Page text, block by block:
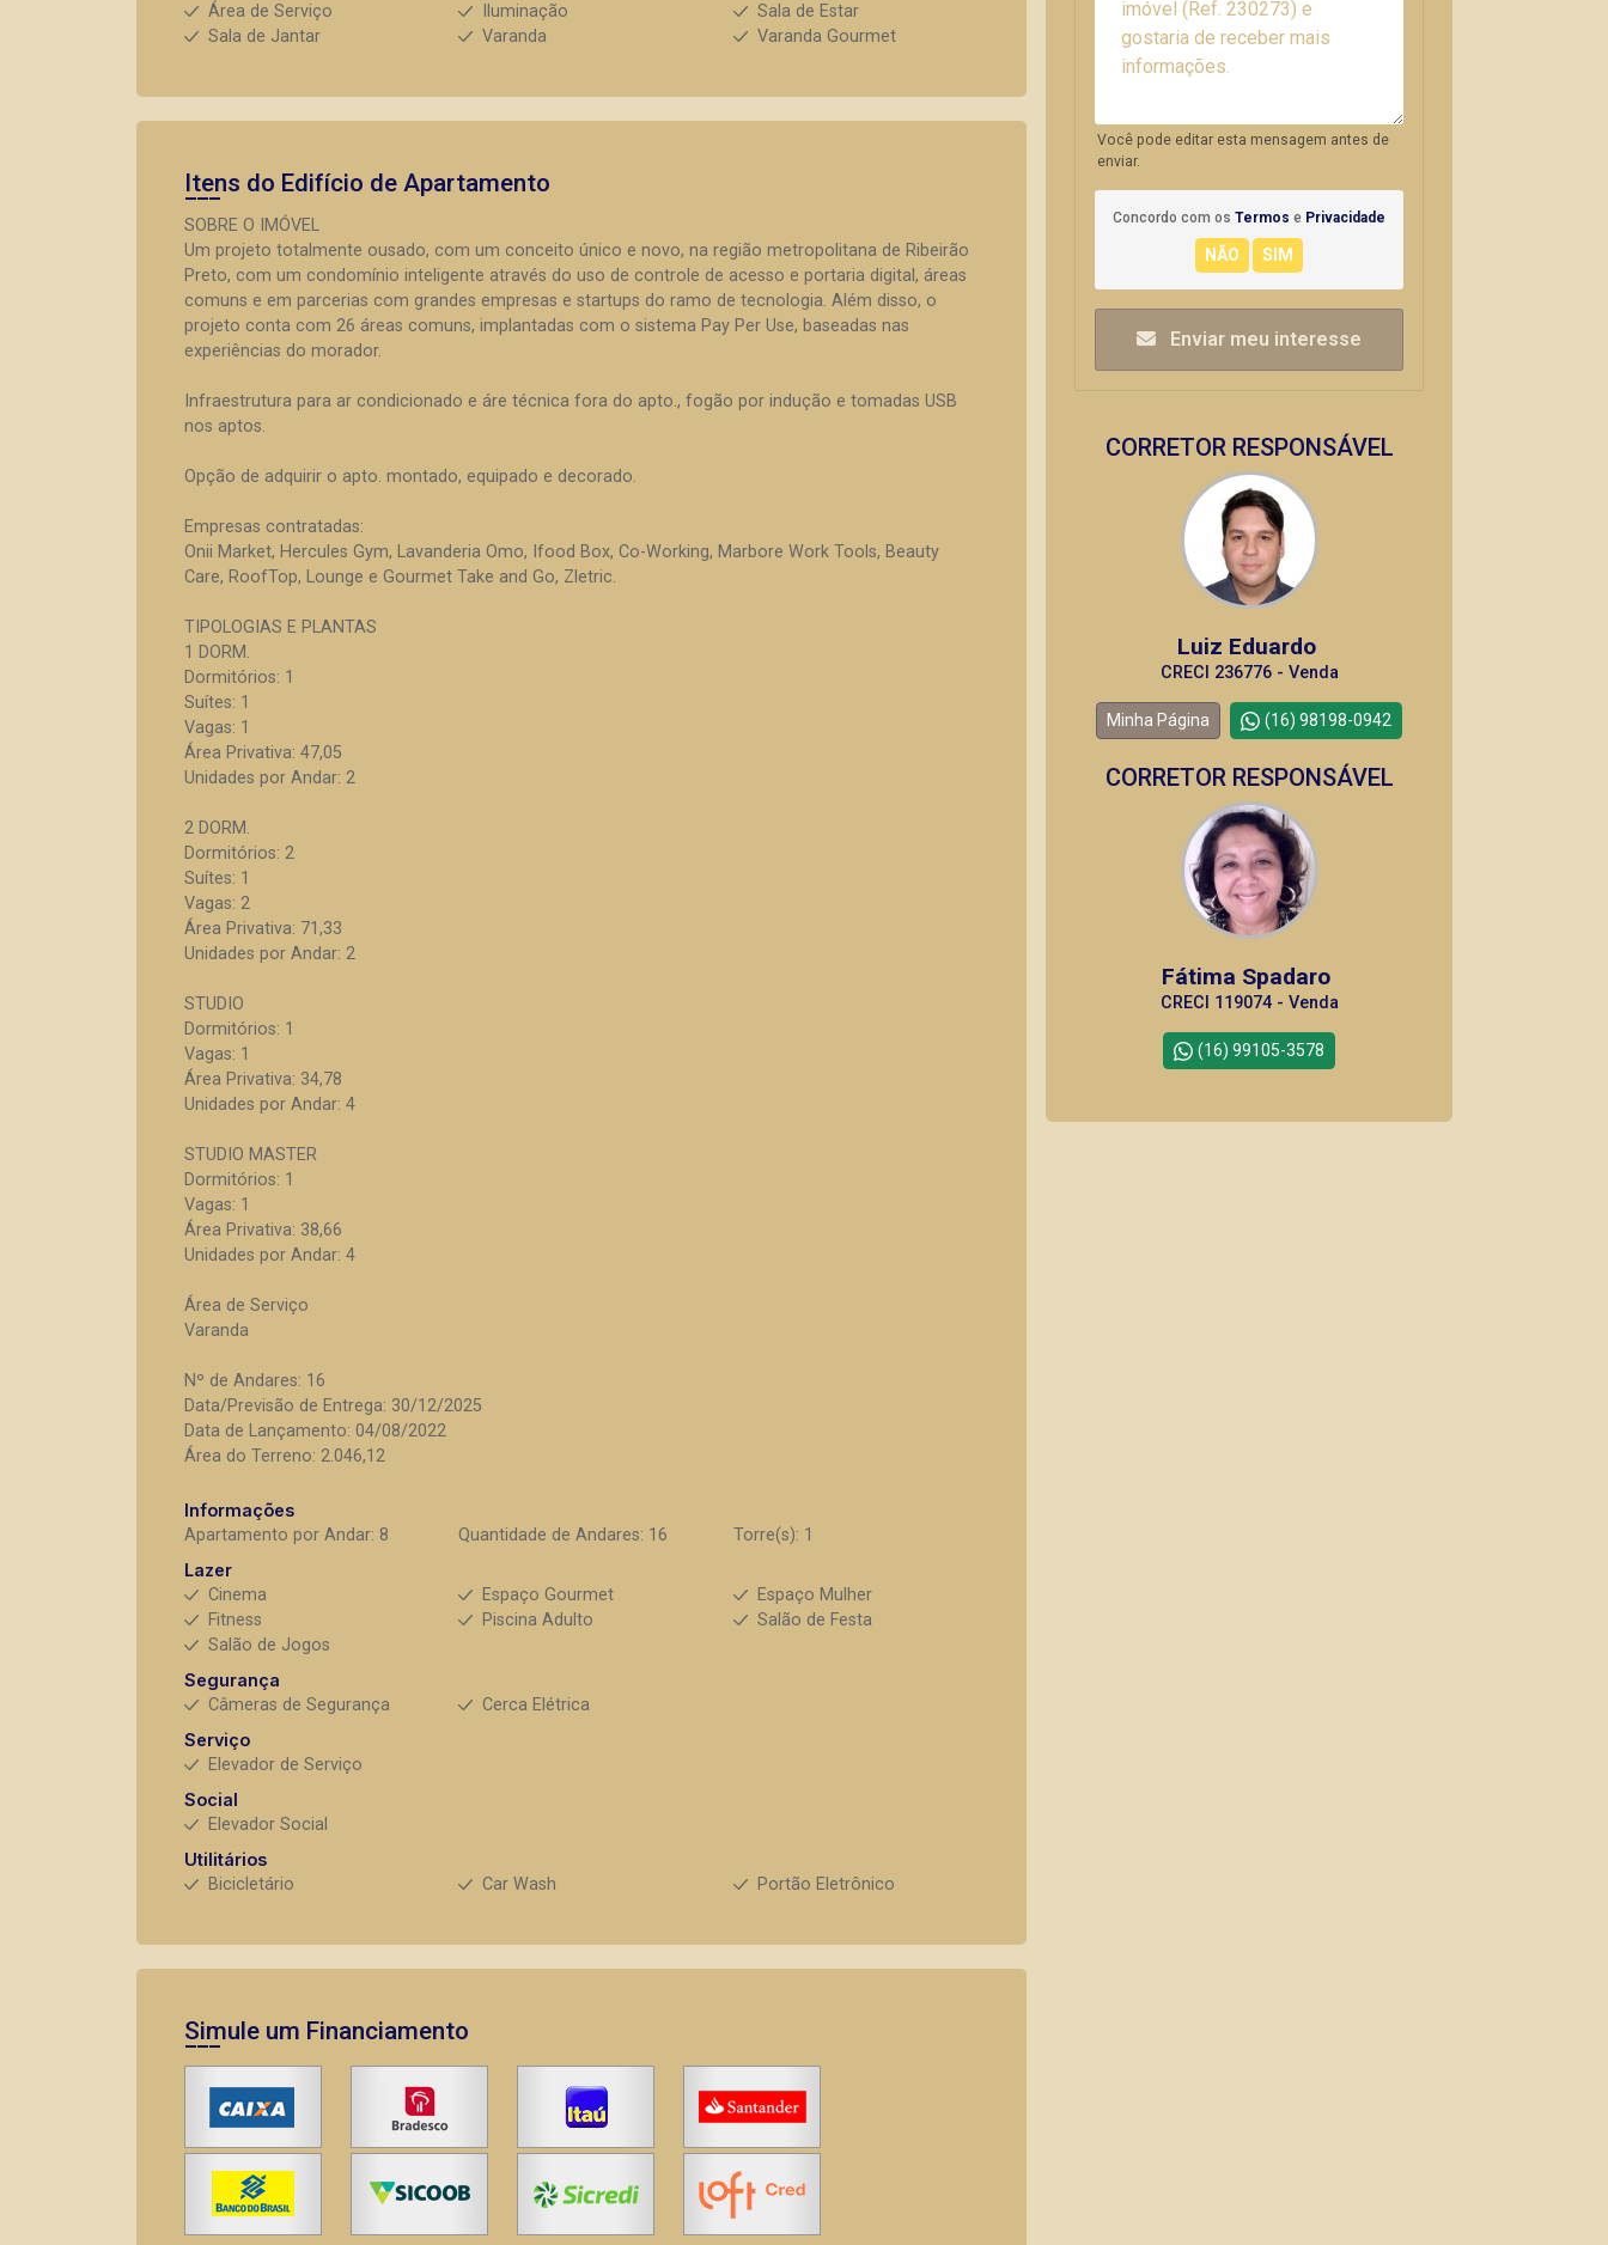
Área de Serviço Iluminação
Sala de Estar
Sala de Jantar
Varanda Varanda Gourmet
Itens do Edifício de Apartamento
SOBRE O IMÓVEL
Um projeto totalmente ousado, com um conceito único e novo, na região metropolitana de Ribeirão
Preto, com um condomínio inteligente através do uso de controle de acesso e portaria digital, áreas
comuns e em parcerias com grandes empresas e startups do ramo de tecnologia. Além disso, o
projeto conta com 26 áreas comuns, implantadas com o sistema Pay Per Use, baseadas nas
experiências do morador.
Infraestrutura para ar condicionado e áre técnica fora do apto., fogão por indução e tomadas USB
nos aptos.
Opção de adquirir o apto. montado, equipado e decorado.
Empresas contratadas:
Onii Market, Hercules Gym, Lavanderia Omo, Ifood Box, Co-Working, Marbore Work Tools, Beauty
Care, RoofTop, Lounge e Gourmet Take and Go, Zletric.
TIPOLOGIAS E PLANTAS
1 DORM.
Dormitórios: 1
Suítes: 1
Vagas: 1
Área Privativa: 47,05
Unidades por Andar: 2
2 DORM.
Dormitórios: 2
Suítes: 1
Vagas: 2
Área Privativa: 71,33
Unidades por Andar: 2
STUDIO
Dormitórios: 1
Vagas: 1
Área Privativa: 34,78
Unidades por Andar: 4
STUDIO MASTER
Dormitórios: 1
Vagas: 1
Área Privativa: 38,66
Unidades por Andar: 4
Área de Serviço
Varanda
Nº de Andares: 16
Data/Previsão de Entrega: 30/12/2025
Data de Lançamento: 04/08/2022
Área do Terreno: 2.046,12
Informações
Apartamento por Andar: 8
Quantidade de Andares: 16
Torre(s): 1
Lazer
Cinema
Espaço Gourmet
Espaço Mulher
Fitness
Piscina Adulto
Salão de Festa
Salão de Jogos
Segurança
Câmeras de Segurança
Cerca Elétrica
Serviço
Elevador de Serviço
Social
Elevador Social
Utilitários
Bicicletário
Car Wash Portão Eletrônico
Simule um Financiamento
Você pode editar esta mensagem antes de
enviar.
Concordo com os Termos e Privacidade
Enviar meu interesse
CORRETOR RESPONSÁVEL
Luiz Eduardo
CRECI 236776 - Venda
Minha Página (16) 98198-0942
CORRETOR RESPONSÁVEL
Fátima Spadaro
CRECI 119074 - Venda
(16) 99105-3578